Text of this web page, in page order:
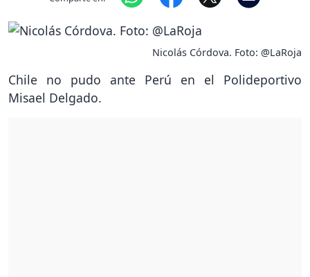
Nicolás Córdova. Foto: @LaRoja
Chile no pudo ante Perú en el Polideportivo
Misael Delgado.